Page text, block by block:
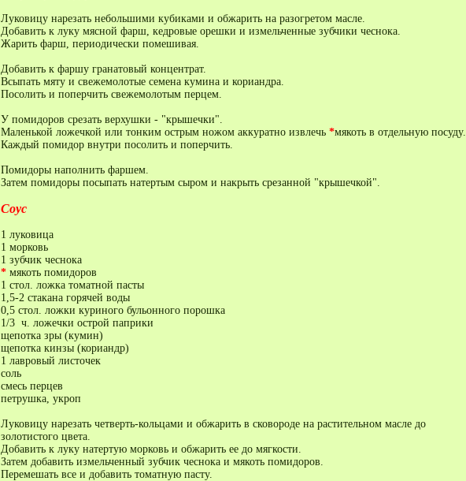
Луковицу нарезать небольшими кубиками и обжарить на разогретом масле.
Добавить к луку мясной фарш, кедровые орешки и измельченные зубчики чеснока.
Жарить фарш, периодически помешивая.
Добавить к фаршу гранатовый концентрат.
Всыпать мяту и свежемолотые семена кумина и кориандра.
Посолить и поперчить свежемолотым перцем.
У помидоров срезать верхушки - "крышечки".
Маленькой ложечкой или тонким острым ножом аккуратно извлечь *мякоть в отдельную посуду.
Каждый помидор внутри посолить и поперчить.
Помидоры наполнить фаршем.
Затем помидоры посыпать натертым сыром и накрыть срезанной "крышечкой".
Соус
1 луковица
1 морковь
1 зубчик чеснока
*мякоть помидоров
1 стол. ложка томатной пасты
1,5-2 стакана горячей воды
0,5 стол. ложки куриного бульонного порошка
1/3 ч. ложечки острой паприки
щепотка зры (кумин)
щепотка кинзы (кориандр)
1 лавровый листочек
соль
смесь перцев
петрушка, укроп
Луковицу нарезать четверть-кольцами и обжарить в сковороде на растительном масле до
золотистого цвета.
Добавить к луку натертую морковь и обжарить ее до мягкости.
Затем добавить измельченный зубчик чеснока и мякоть помидоров.
Перемешать все и добавить томатную пасту.